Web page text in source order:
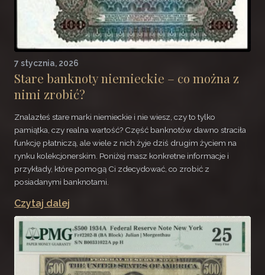
7 stycznia, 2026
Stare banknoty niemieckie – co można z
nimi zrobić?
Znalazłeś stare marki niemieckie i nie wiesz, czy to tylko
pamiątka, czy realna wartość? Część banknotów dawno straciła
funkcję płatniczą, ale wiele z nich żyje dziś drugim życiem na
rynku kolekcjonerskim. Poniżej masz konkretne informacje i
przykłady, które pomogą Ci zdecydować, co zrobić z
posiadanymi banknotami.
Czytaj dalej